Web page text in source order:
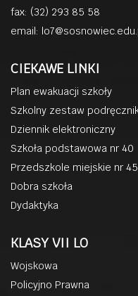
fax: (32) 293 85 58
email:
CIEKAWE LINKI
Plan ewakuacji szkoły
Szkolny zestaw
Dziennik elektroniczny
Szkoła podstawowa nr 40
Przedszkole miejskie nr 45
Dobra szkoła
Dydaktyka
KLASY VII LO
Wojskowa
Policyjno Prawna